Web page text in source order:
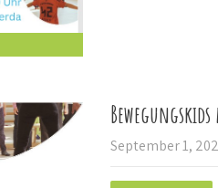
September 1,